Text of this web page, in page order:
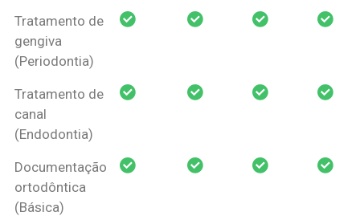
Tratamento de
gengiva
(Periodontia)
Tratamento de
canal
(Endodontia)
Documentação
ortodôntica
(Básica)